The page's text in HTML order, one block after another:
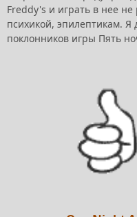
Freddy's и играть в нее
психикой, эпилептикам.
поклонников игры Пять